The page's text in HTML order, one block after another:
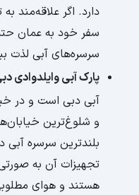
دارد. اگر علاقه‌مند
سفر خود به عمان
سرسره‌های آبی لذت
پارک آبی وایلدوادی
آبی دبی است و در
و شلوغ‌ترین
بلندترین سرسره
تجهیزات آن به
هستند و هوای